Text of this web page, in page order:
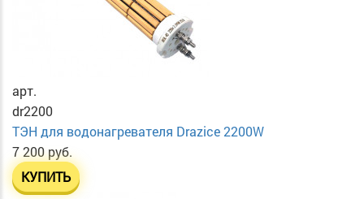
арт.
dr2200
ТЭН для водонагревателя Drazice 2200W
7 200 руб.
КУПИТЬ